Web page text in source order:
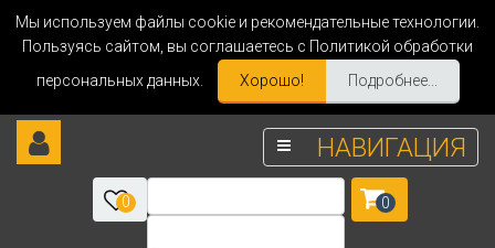
Мы используем файлы cookie и рекомендательные технологии.
Пользуясь сайтом, вы соглашаетесь с Политикой обработки
персональных данных.
Хорошо! Подробнее...
НАВИГАЦИЯ
0 0